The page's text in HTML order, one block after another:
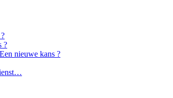
?
Een nieuwe kans ?